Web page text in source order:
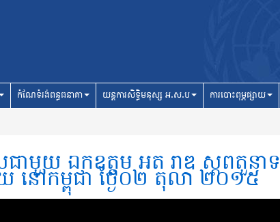
កំណែទំរង់ពន្ធធនាគា យន្តការសិទ្ធិមនុស្ស អ.ស.ប ការបោះពុម្ភផ្សាយ
ជាមួយ ឯកឧត្តម អ៊ិត រ៉ាឌី ស្តីពីតួនា
នៅកម្ពុជា ថ្ងៃ០២ តុលា ២០១៥